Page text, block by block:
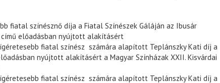
fiatal színésznő díja a Fiatal Színészek Gáláján az Ibusár
előadásban nyújtott alakításért
fiatal színész számára alapított Teplánszky Kati díj a
nyújtott alakításért a Magyar Színházak XXII. Kisvárdai
fiatal színész számára alapított Teplánszky Kati díj a